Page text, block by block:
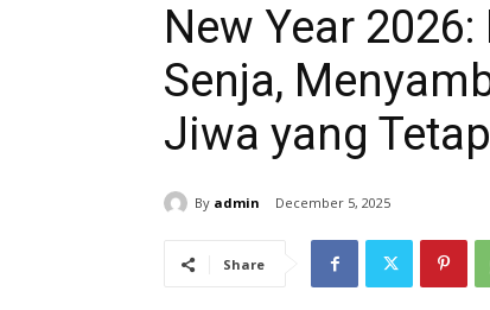
New Year
Senja,
Jiwa yang
By admin December 5, 2025
Share